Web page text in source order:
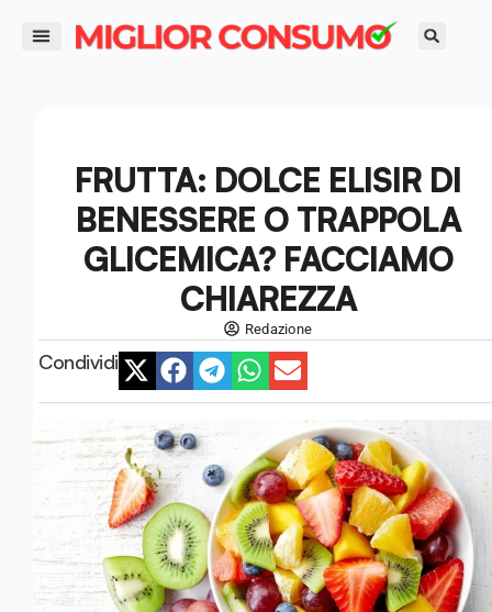
FRUTTA: DOLCE ELISIR DI
BENESSERE O TRAPPOLA
GLICEMICA? FACCIAMO
CHIAREZZA
Redazione
Condividi